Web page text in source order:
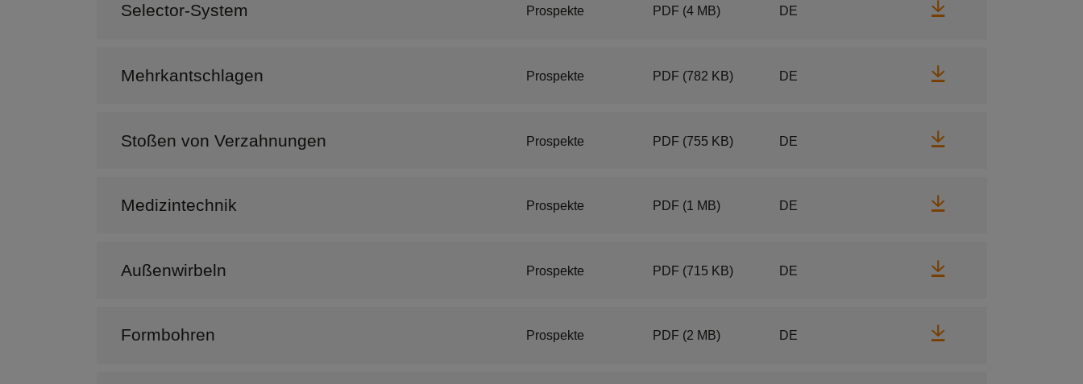
Selector-System Prospekte PDF (4 MB) DE
Mehrkantschlagen Prospekte PDF (782 KB) DE
Stoßen von Verzahnungen Prospekte PDF (755 KB) DE
Medizintechnik Prospekte PDF (1 MB) DE
Außenwirbeln Prospekte PDF (715 KB) DE
Formbohren Prospekte PDF (2 MB) DE